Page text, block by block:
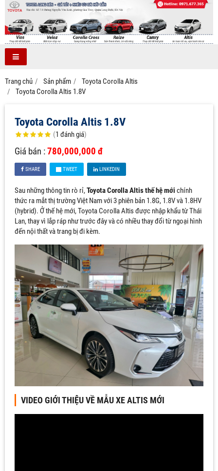
Trang chủ Sản phẩm
Toyota Corolla Altis
Toyota Corolla Altis 1.8V
Toyota Corolla Altis 1.8V
(1 đánh giá)
Giá bán :780,000,000 đ
SHARE TWEET LINKEDIN
Sau những thông tin rò rỉ,Toyota Corolla Altis thế hệ mới chính
thức ra mắt thị trường Việt Nam với 3 phiên bản 1.8G, 1.8V và 1.8HV
(hybrid). Ở thế hệ mới, Toyota Corolla Altis được nhập khẩu từ Thái
Lan, thay vì lắp ráp như trước đây và có nhiều thay đổi từ ngoại hình
đến nội thất và trang bị đi kèm.
VIDEO GIỚI THIỆU VỀ MẪU XE ALTIS MỚI